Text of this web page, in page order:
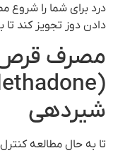
درد برای شما را
دادن دوز تجویز کند تا
مصرف قرص
شیردهی
تا به حال مطالعه